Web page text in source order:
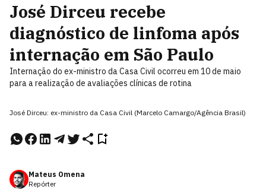
José Dirceu recebe
diagnóstico de linfoma após
internação em São Paulo
Internação do ex-ministro da Casa Civil ocorreu em 10 de maio
para a realização de avaliações clínicas de rotina
José Dirceu: ex-ministro da Casa Civil (Marcelo Camargo/Agência Brasil)
Mateus Omena
Repórter